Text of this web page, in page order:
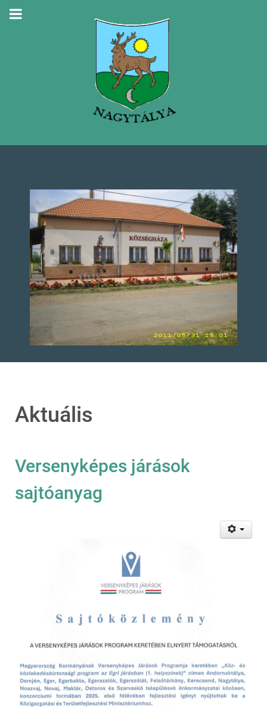
Aktuális
Versenyképes járások
sajtóanyag